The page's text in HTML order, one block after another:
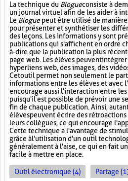
La technique du Blogueconsiste à
un journal virtuel afin de les aider à
Le Bloguepeut être utilisé de
pour présenter et synthétiser les
des leçons. Les informations y sont
publications qui s'affichent en ordre
à-dire que la publication la plus
page web. Les élèves peuvent
hyperliens web, des images, des
Cet outil permet non seulement le
informations entre les élèves et avec
encourage aussi l'interaction entre
puisqu'il est possible de prévoir une
fin de chaque publication. Ainsi,
élèves peuvent écrire des
leurs collègues, ce qui encourage
Cette technique a l'avantage de
grâce à l'utilisation d'un outil
généralement à l'aise, ce qui en fait
facile à mettre en place.
Outil électronique (4) Partage